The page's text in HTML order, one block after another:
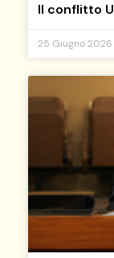
Il conflitto
25 Giugno 2026